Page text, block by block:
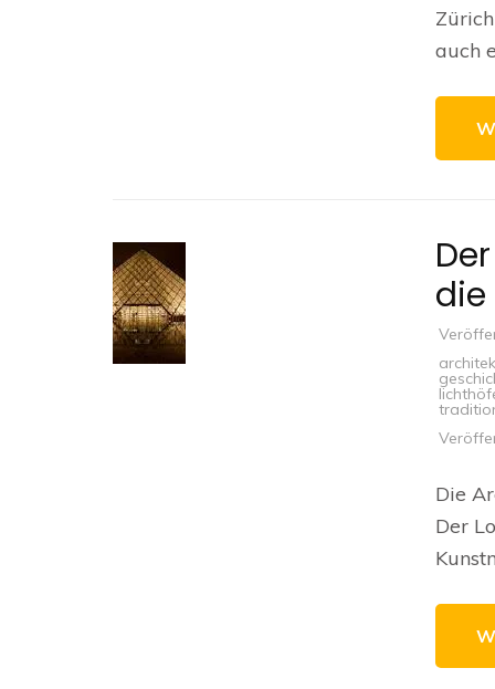
auch
Die
Der